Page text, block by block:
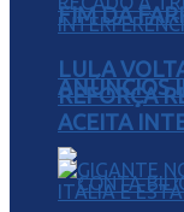
FIM DA
ANÚNCIOS
LULA
REFORÇA
ACEITA